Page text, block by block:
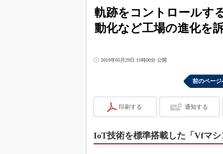
軌跡をコントロールす
動化など工場の進化を
2019年05月29日 11時00分 公開
前のページ
印刷する 通知する
IoT技術を標準搭載した「Vfマシ